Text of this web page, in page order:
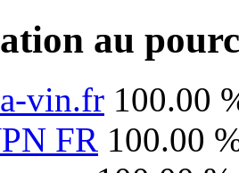
au
vin.fr 100.00
FR 100.00